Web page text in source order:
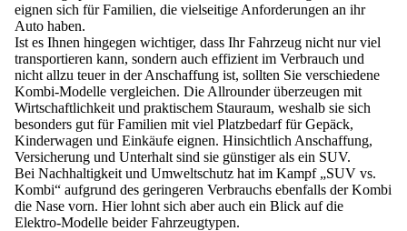
eignen sich für Familien, die vielseitige Anforderungen an ihr
Auto haben.
Ist es Ihnen hingegen wichtiger, dass Ihr Fahrzeug nicht nur viel
transportieren kann, sondern auch effizient im Verbrauch und
nicht allzu teuer in der Anschaffung ist, sollten Sie verschiedene
Kombi-Modelle vergleichen. Die Allrounder überzeugen mit
Wirtschaftlichkeit und praktischem Stauraum, weshalb sie sich
besonders gut für Familien mit viel Platzbedarf für Gepäck,
Kinderwagen und Einkäufe eignen. Hinsichtlich Anschaffung,
Versicherung und Unterhalt sind sie günstiger als ein SUV.
Bei Nachhaltigkeit und Umweltschutz hat im Kampf „SUV vs.
Kombi“ aufgrund des geringeren Verbrauchs ebenfalls der Kombi
die Nase vorn. Hier lohnt sich aber auch ein Blick auf die
Elektro-Modelle beider Fahrzeugtypen.